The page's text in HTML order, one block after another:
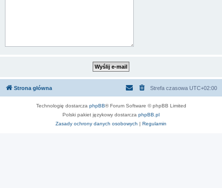
Strona główna Strefa czasowa UTC+02:00
Technologię dostarcza phpBB® Forum Software © phpBB Limited
Polski pakiet językowy dostarcza phpBB.pl
Zasady ochrony danych osobowych | Regulamin